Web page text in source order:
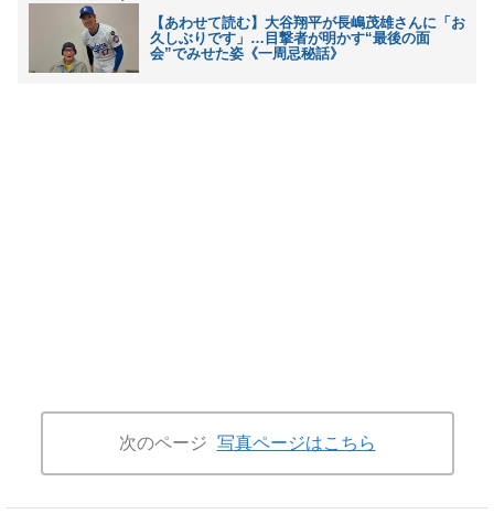
【あわせて読む】大谷翔平が長嶋茂雄さんに「お
久しぶりです」…目撃者が明かす“最後の面
会”でみせた姿《一周忌秘話》
次のページ 写真ページはこちら